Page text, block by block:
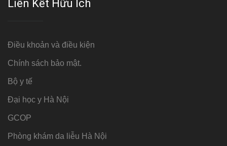
Liên Kết Hữu Ích
Điều khoản và điều kiện
Chính sách bảo mật.
Bộ y tế
Đại học y Hà Nội
GCOP
Phòng khám da liễu Hà Nội